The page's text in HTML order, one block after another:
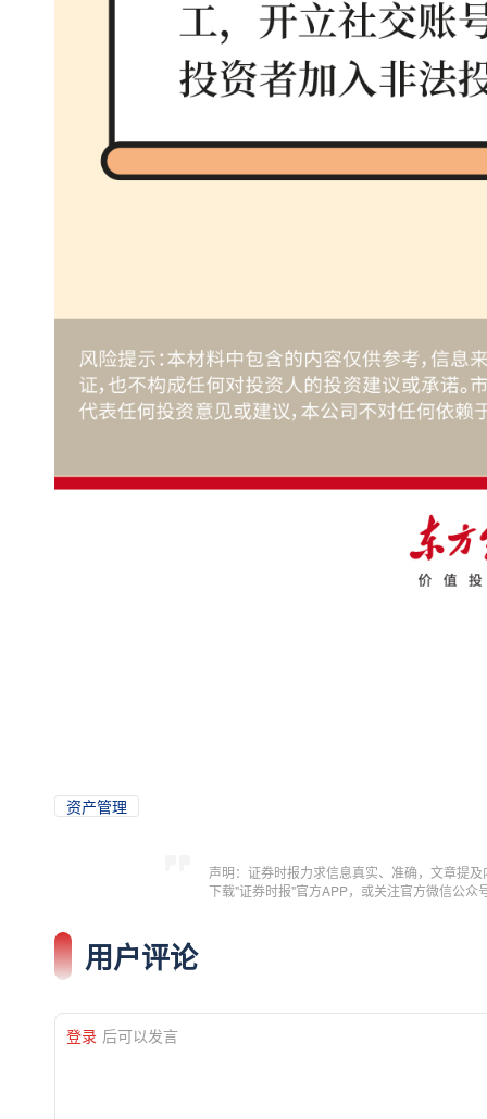
资产管理
声明：证券时报力求信息真实、准确，文章提
下载"证券时报"官方APP，或关注官方微信公
用户评论
登录 后可以发言